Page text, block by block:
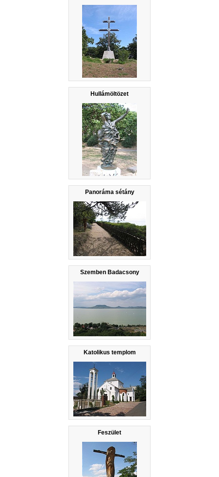
Hullámöltözet
Panoráma sétány
Szemben Badacsony
Katolikus templom
Feszület